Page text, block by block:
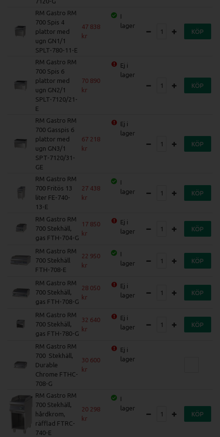
RM Gastro RM
700 Spis 4
plattor med
ugn GN1/1
SPLT-780-11-E
47 838
I
lager
KÖP
RM Gastro RM
700 Spis 6
plattor med
ugn GN2/1
SPLT-7120/21-
E
70 890
Ej i
lager
KÖP
RM Gastro RM
700 Gasspis 6
plattor med
ugn GN3/1
SPT-7120/31-
GE
67 218
Ej i
lager
KÖP
RM Gastro RM
700 Fritös 13
liter FE-740-
13-E
27 438
I
lager
KÖP
RM Gastro RM
700 Stekhäll,
gas FTH-704-G
17 850
Ej i
lager
KÖP
RM Gastro RM
700 Stekhäll
FTH-708-E
22 950
I
lager
KÖP
RM Gastro RM
700 Stekhäll,
gas FTH-708-G
28 050
Ej i
lager
KÖP
RM Gastro RM
700 Stekhäll,
gas FTH-780-G
32 640
Ej i
lager
KÖP
RM Gastro RM
700 Stekhäll,
Durable
Chrome FTHC-
708-G
30 600
Ej i
lager
RM Gastro RM
700 Stekhäll,
hårdkrom,
räfflad FTRC-
740-E
20 298
I
lager
KÖP